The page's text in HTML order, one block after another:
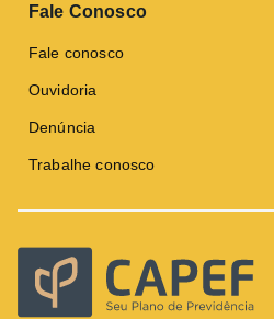
Fale Conosco
Fale conosco
Ouvidoria
Denúncia
Trabalhe conosco